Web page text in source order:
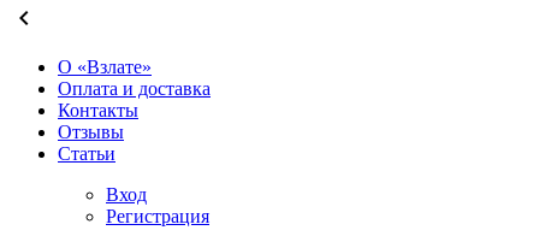
keyboard_arrow_left
О «Взлате»
Оплата и доставка
Контакты
Отзывы
Статьи
Вход
Регистрация